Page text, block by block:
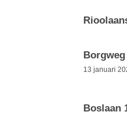
13 januari
Boslaan